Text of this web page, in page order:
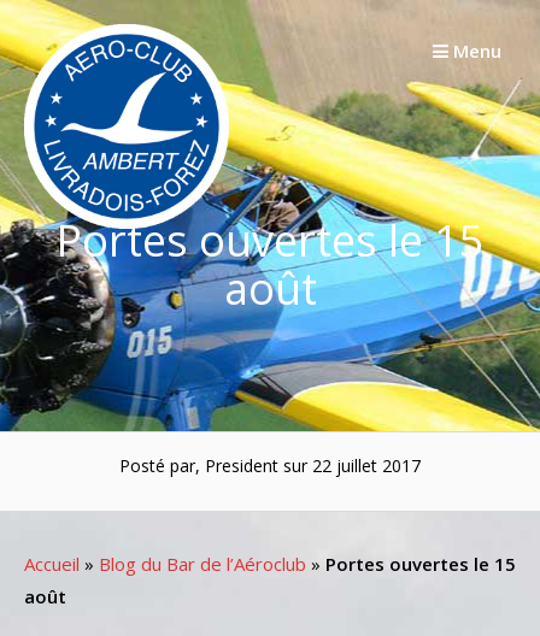
Passer
au
contenu
Menu
Portes ouvertes le 15
août
Posté par, President sur 22 juillet 2017
Accueil » Blog du Bar de l’Aéroclub » Portes ouvertes le 15
août